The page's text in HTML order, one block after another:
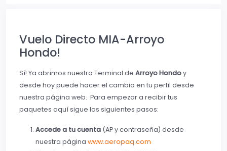
Vuelo Directo MIA-Arroyo
Hondo!
Sí! Ya abrimos nuestra Terminal de Arroyo Hondoy
desde hoy puede hacer el cambio en tu perfil desde
nuestra página web. Para empezar a recibir tus
paquetes aquí sigue los siguientes pasos:
Accede a tu cuenta (AP y contraseña) desde
nuestra página www.aeropaq.com